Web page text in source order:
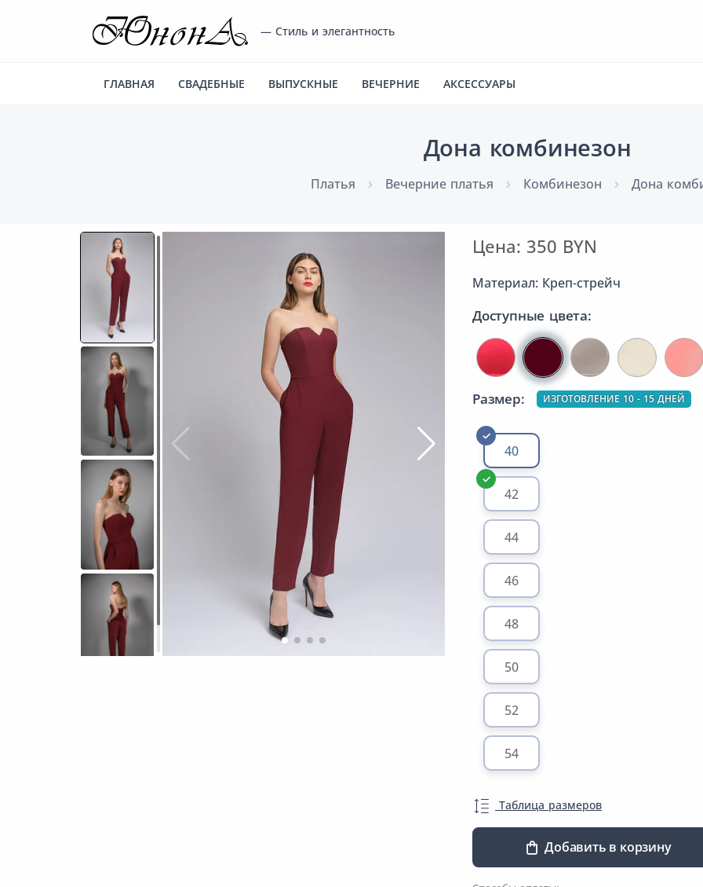
— Стиль и элегантность
ГЛАВНАЯ СВАДЕБНЫЕ ВЫПУСКНЫЕ ВЕЧЕРНИЕ АКСЕССУАРЫ
Дона комбинезон
Платья Вечерние платья Комбинезон Дона
Цена: 350 BYN
Материал: Креп-стрейч
Доступные цвета:
Размер: ИЗГОТОВЛЕНИЕ 10 - 15 ДНЕЙ
40
42
44
46
48
50
52
54
Таблица размеров
Добавить в корзину